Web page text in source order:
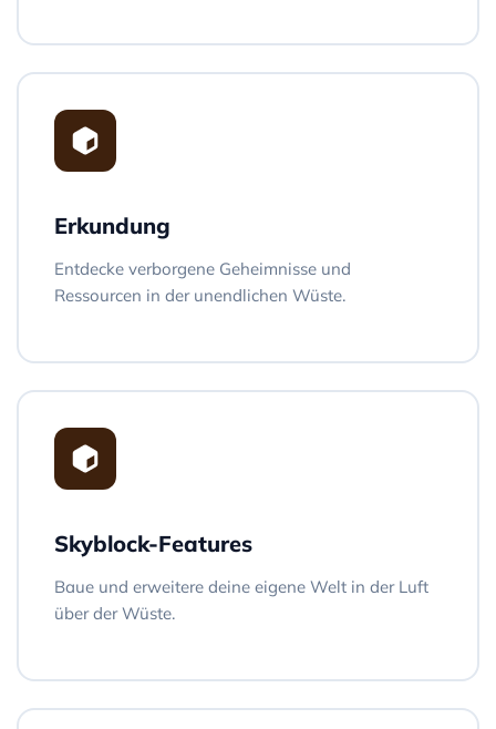
Erkundung
Entdecke verborgene Geheimnisse und
Ressourcen in der unendlichen Wüste.
Skyblock-Features
Baue und erweitere deine eigene Welt in der Luft
über der Wüste.